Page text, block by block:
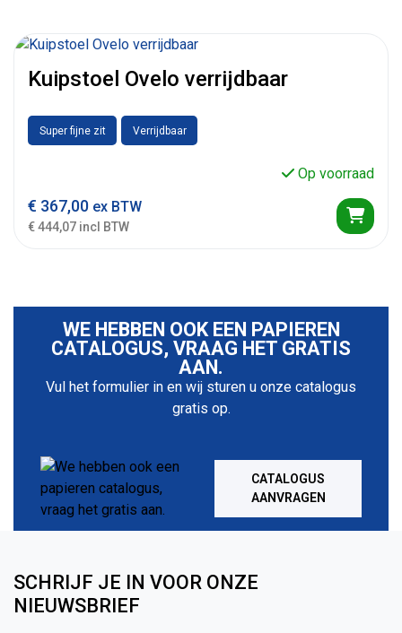
Kuipstoel Ovelo verrijdbaar
Super fijne zit Verrijdbaar
Op voorraad
€ 367,00 ex BTW
€ 444,07 incl BTW
WE HEBBEN OOK EEN PAPIEREN
CATALOGUS, VRAAG HET GRATIS
AAN.
Vul het formulier in en wij sturen u onze catalogus
gratis op.
CATALOGUS
AANVRAGEN
SCHRIJF JE IN VOOR ONZE
NIEUWSBRIEF